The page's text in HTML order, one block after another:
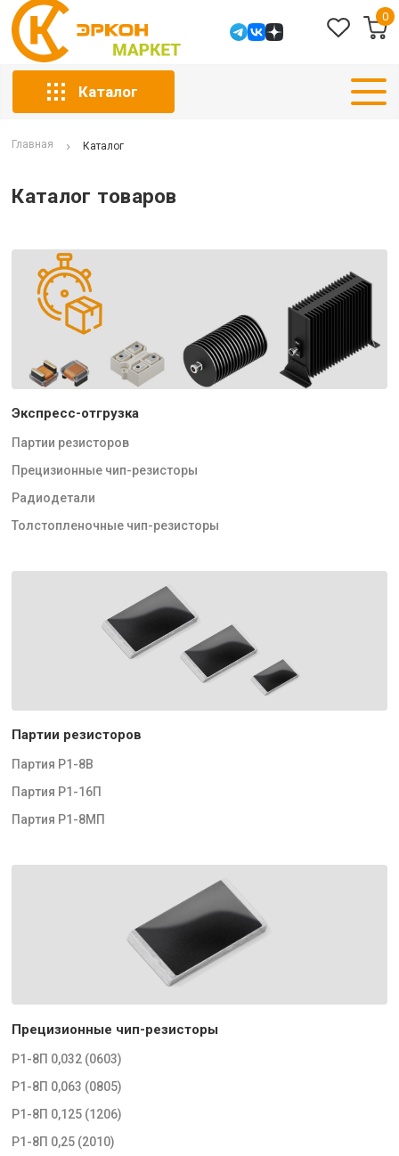
0
Каталог
Главная Каталог
Каталог товаров
Экспресс-отгрузка
Партии резисторов
Прецизионные чип-резисторы
Радиодетали
Толстопленочные чип-резисторы
Партии резисторов
Партия Р1-8В
Партия Р1-16П
Партия Р1-8МП
Прецизионные чип-резисторы
Р1-8П 0,032 (0603)
Р1-8П 0,063 (0805)
Р1-8П 0,125 (1206)
Р1-8П 0,25 (2010)